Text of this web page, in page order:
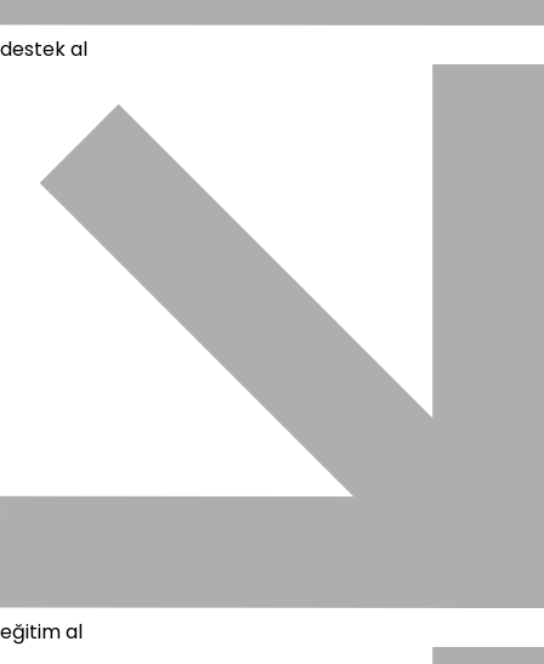
destek al
eğitim al